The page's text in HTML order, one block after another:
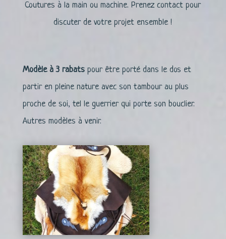
Coutures à la main ou machine. Prenez contact pour
discuter de votre projet ensemble !
Modèle à 3 rabatspour être porté dans le dos et
partir en pleine nature avec son tambour au plus
proche de soi, tel le guerrier qui porte son bouclier.
Autres modèles à venir.